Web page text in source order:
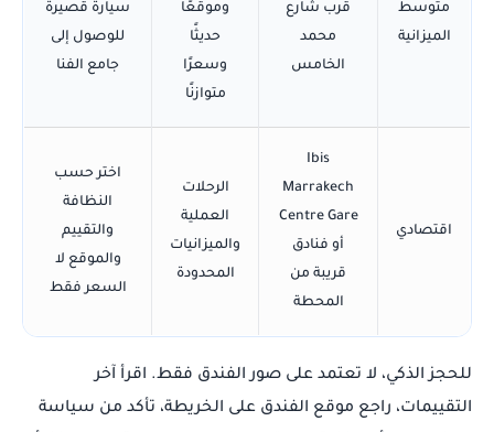
متوسط
الميزانية
قرب شارع
محمد
الخامس
وموقعًا
حديثًا
وسعرًا
متوازنًا
سيارة قصيرة
للوصول إلى
جامع الفنا
اقتصادي
Ibis
Marrakech
Centre Gare
أو فنادق
قريبة من
المحطة
الرحلات
العملية
والميزانيات
المحدودة
اختر حسب
النظافة
والتقييم
والموقع لا
السعر فقط
للحجز الذكي، لا تعتمد على صور الفندق فقط. اقرأ آخر
التقييمات، راجع موقع الفندق على الخريطة، تأكد من سياسة